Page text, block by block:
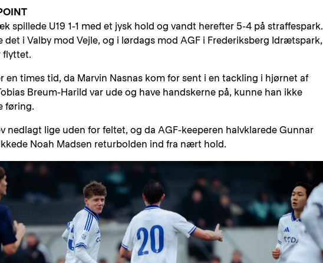
spillede U19 1-1 med et jysk hold og vandt herefter 5-4 på straffespark.
det i Valby mod Vejle, og i lørdags mod AGF i Frederiksberg Idrætspark,
flyttet.
en times tid, da Marvin Nasnas kom for sent i en tackling i hjørnet af
Breum-Harild var ude og have handskerne på, kunne han ikke
føring.
nedlagt lige uden for feltet, og da AGF-keeperen halvklarede Gunnar
Noah Madsen returbolden ind fra nært hold.